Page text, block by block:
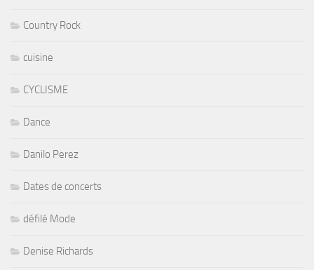
Country Rock
cuisine
CYCLISME
Dance
Danilo Perez
Dates de concerts
défilé Mode
Denise Richards